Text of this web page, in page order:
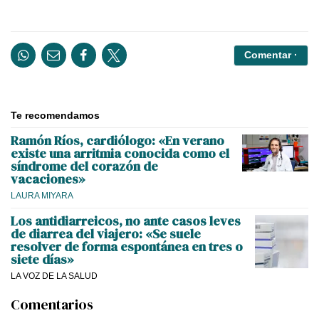
Comentar ·
Te recomendamos
Ramón Ríos, cardiólogo: «En verano
existe una arritmia conocida como el
síndrome del corazón de
vacaciones»
LAURA MIYARA
Los antidiarreicos, no ante casos leves
de diarrea del viajero: «Se suele
resolver de forma espontánea en tres o
siete días»
LA VOZ DE LA SALUD
Comentarios